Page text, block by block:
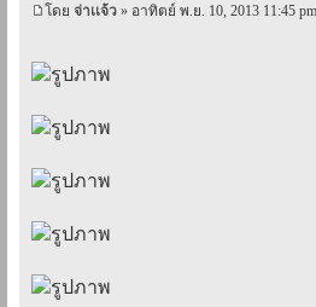
โดย จ่าเเจ้ว » อาทิตย์ พ.ย. 10, 2013 11:45 pm